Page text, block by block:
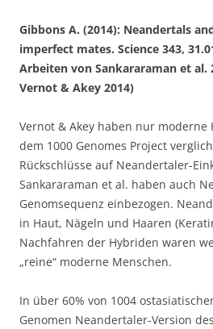
Gibbons A. (2014): Neandertals
imperfect mates. Science 343,
Arbeiten von Sankararaman et al.
Vernot & Akey 2014)
Vernot & Akey haben nur moderne
dem 1000 Genomes Project
Rückschlüsse auf Neandertaler-
Sankararaman et al. haben auch
Genomsequenz einbezogen.
in Haut, Nägeln und Haaren
Nachfahren der Hybriden waren
„reine“ moderne Menschen.
In über 60% von 1004
Genomen Neandertaler-Version